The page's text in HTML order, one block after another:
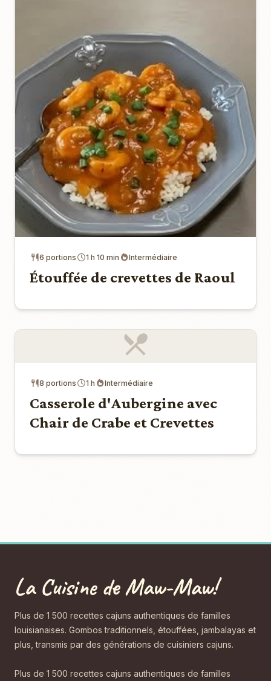
6 portions 1 h 10 min Intermédiaire
Étouffée de crevettes de Raoul
8 portions 1 h Intermédiaire
Casserole d'Aubergine avec
Chair de Crabe et Crevettes
La Cuisine de Maw-Maw!
Plus de 1 500 recettes cajuns authentiques de familles
louisianaises. Gombos traditionnels, étouffées, jambalayas et
plus, transmis par des générations de cuisiniers cajuns.
Plus de 1 500 recettes cajuns authentiques de familles